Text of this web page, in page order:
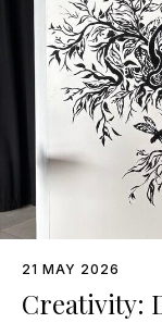
21 MAY 2026
Creativity: